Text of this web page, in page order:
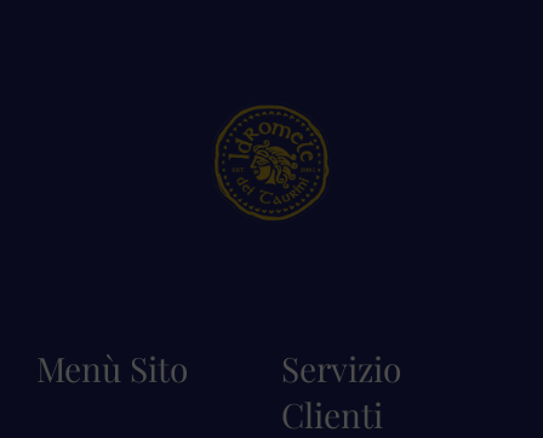
Menù Sito
Servizio
Clienti